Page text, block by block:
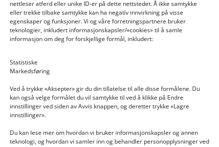
nettleser atferd eller unike ID-er på dette nettstedet. Å ikke samtykke
eller trekke tilbake samtykke kan ha negativ innvirkning på visse
egenskaper og funksjoner. Vi og våre forretningspartnere bruker
teknologier, inkludert informasjonskapsler/«cookies» til å samle
informasjon om deg for forskjellige formål, inkludert:
Statistiske
Markedsføring
Ved å trykke «Aksepter» gir du din tillatelse til alle disse formålene. Du
kan også velge formålet du vil samtykke til ved å klikke på Endre
innstillinger ved siden av Avvis knappen, og deretter trykke «Lagre
innstillinger».
Du kan lese mer om hvordan vi bruker informasjonskapsler og annen
teknologi, og hvordan vi samler inn og behandler personopplysninger ved
INFORMASJON